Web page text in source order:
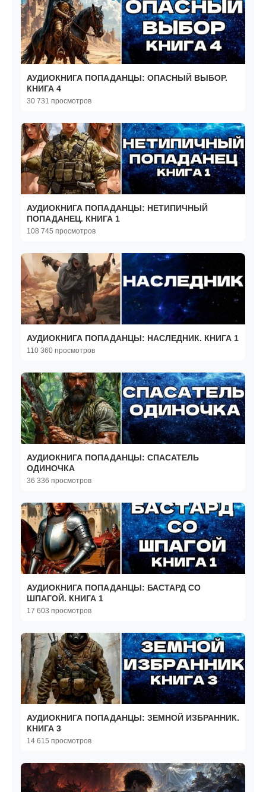
АУДИОКНИГА ПОПАДАНЦЫ: ОПАСНЫЙ ВЫБОР.
КНИГА 4
30 731 просмотров
АУДИОКНИГА ПОПАДАНЦЫ: НЕТИПИЧНЫЙ
ПОПАДАНЕЦ. КНИГА 1
108 745 просмотров
АУДИОКНИГА ПОПАДАНЦЫ: НАСЛЕДНИК. КНИГА 1
110 360 просмотров
АУДИОКНИГА ПОПАДАНЦЫ: СПАСАТЕЛЬ
ОДИНОЧКА
36 336 просмотров
АУДИОКНИГА ПОПАДАНЦЫ: БАСТАРД СО
ШПАГОЙ. КНИГА 1
17 603 просмотров
АУДИОКНИГА ПОПАДАНЦЫ: ЗЕМНОЙ ИЗБРАННИК.
КНИГА 3
14 615 просмотров